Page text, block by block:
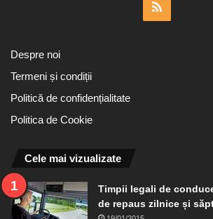
Despre noi
Termeni și condiții
Politică de confidențialitate
Politica de Cookie
Cele mai vizualizate
Timpii legali de
de repaus zilnice și